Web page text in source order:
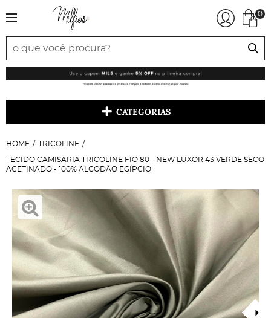
0
CATEGORIAS
HOME TRICOLINE
TECIDO CAMISARIA TRICOLINE FIO 80 - NEW LUXOR 43 VERDE SECO
ACETINADO - 100% ALGODÃO EGÍPCIO